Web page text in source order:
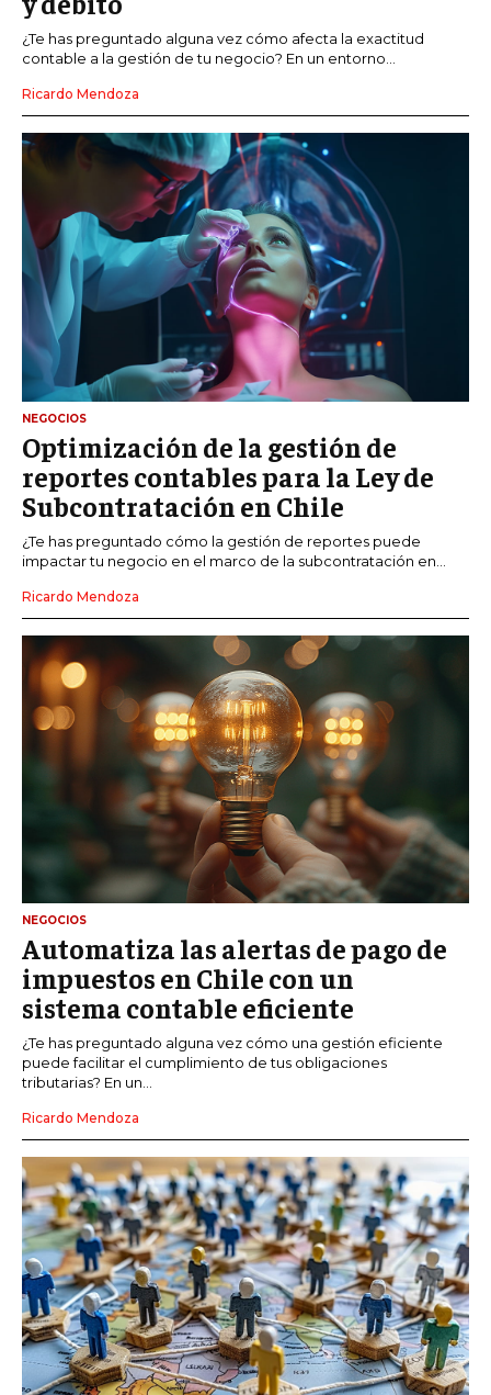
¿Te has preguntado alguna vez cómo afecta la exactitud
contable a la gestión de tu negocio? En un entorno...
Ricardo Mendoza
NEGOCIOS
Optimización de la gestión de
reportes contables para la Ley de
Subcontratación en Chile
¿Te has preguntado cómo la gestión de reportes puede
impactar tu negocio en el marco de la subcontratación en...
Ricardo Mendoza
NEGOCIOS
Automatiza las alertas de pago de
impuestos en Chile con un
sistema contable eficiente
¿Te has preguntado alguna vez cómo una gestión eficiente
puede facilitar el cumplimiento de tus obligaciones
tributarias? En un...
Ricardo Mendoza